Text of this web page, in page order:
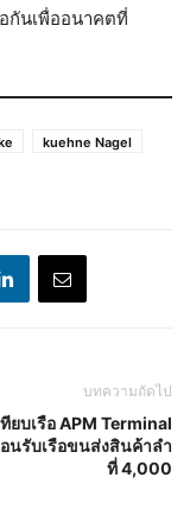
กันเพื่ออนาคตที่
kuehne Nagel
บทความถัดไป
ยบเรือ APM Terminal
นรับเรือขนส่งสินค้าลำ
ที่ 4,000